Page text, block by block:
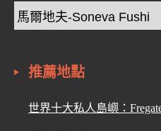
推薦地點
世界十大私人島嶼：